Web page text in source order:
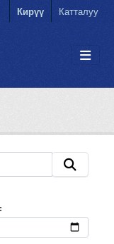
Кирүү Катталуу